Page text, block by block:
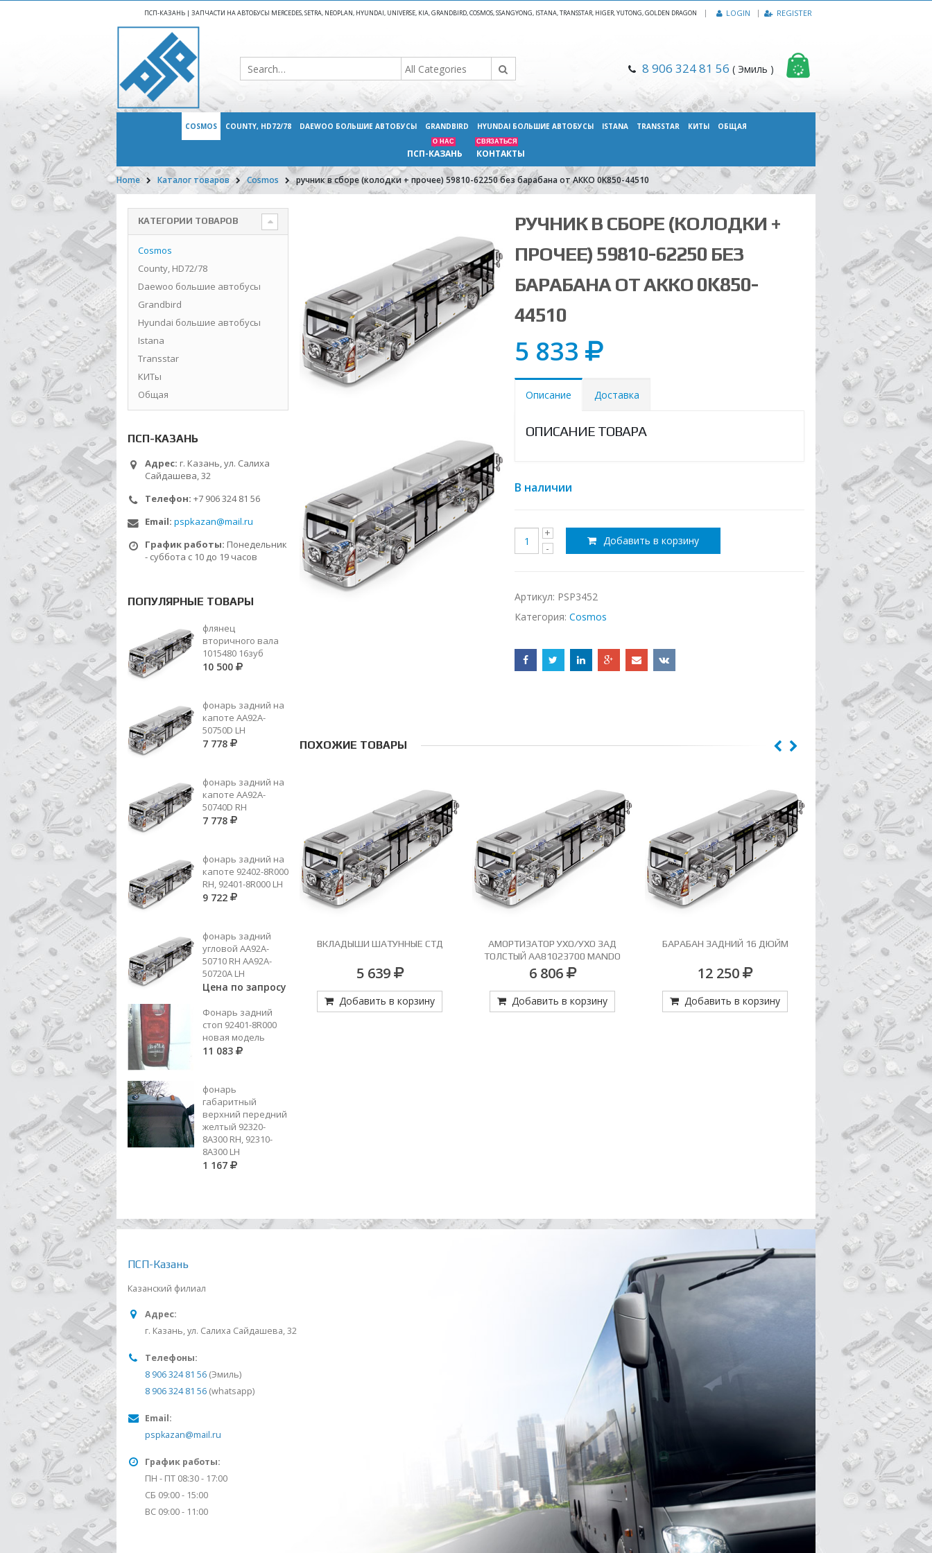
ПСП-КАЗАНЬ | ЗАПЧАСТИ НА АВТОБУСЫ MERCEDES, SETRA, NEOPLAN, HYUNDAI, UNIVERSE, KIA, GRANDBIRD, COSMOS, SSANGYONG, ISTANA, TRANSSTAR, HIGER, YUTONG, GOLDEN DRAGON | LOGIN REGISTER
8 906 324 81 56 ( Эмиль )
COSMOS COUNTY, HD72/78 DAEWOO БОЛЬШИЕ АВТОБУСЫ GRANDBIRD HYUNDAI БОЛЬШИЕ АВТОБУСЫ ISTANA TRANSSTAR КИТЫ ОБЩАЯ
ПСП-КАЗАНЬ
О НАС
КОНТАКТЫ
СВЯЗАТЬСЯ
Home Каталог товаров Cosmos ручник в сборе (колодки + прочее) 59810-62250 без барабана от АККО 0K850-44510
РУЧНИК В СБОРЕ (КОЛОДКИ +
ПРОЧЕЕ) 59810-62250 БЕЗ
БАРАБАНА ОТ АККО 0K850-
44510
5 833
Описание Доставка
ОПИСАНИЕ ТОВАРА
В наличии
Добавить в корзину
Артикул: PSP3452
Категория: Cosmos
ПОХОЖИЕ ТОВАРЫ
БАМПЕР ЗАД ЦЕНТР ЧАСТЬ
8 750
Добавить в корзину
ВКЛАДЫШИ ШАТУННЫЕ СТД
5 639
Добавить в корзину
АМОРТИЗАТОР УХО/УХО ЗАД
ТОЛСТЫЙ AA81023700 MANDO
0H30, AA82B-28700B СЖ 40,5/
РАЗЖ 60
6 806
Добавить в корзину
БАРАБАН ЗАДНИЙ 16 ДЮЙМ
12 250
Добавить в корзину
ВТУЛКА
97
Добавить в
КАТЕГОРИИ ТОВАРОВ
Cosmos
County, HD72/78
Daewoo большие автобусы
Grandbird
Hyundai большие автобусы
Istana
Transstar
КИТы
Общая
ПСП-КАЗАНЬ
Адрес: г. Казань, ул. Салиха
Сайдашева, 32
Телефон: +7 906 324 81 56
Email: pspkazan@mail.ru
График работы: Понедельник
- суббота с 10 до 19 часов
ПОПУЛЯРНЫЕ ТОВАРЫ
флянец
вторичного вала
1015480 16зуб
10 500
фонарь задний на
капоте AA92A-
50750D LH
7 778
фонарь задний на
капоте AA92A-
50740D RH
7 778
фонарь задний на
капоте 92402-8R000
RH, 92401-8R000 LH
9 722
фонарь задний
угловой AA92A-
50710 RH AA92A-
50720A LH
Цена по запросу
Фонарь задний
стоп 92401-8R000
новая модель
11 083
фонарь
габаритный
верхний передний
желтый 92320-
8A300 RH, 92310-
8А300 LH
1 167
ПСП-Казань
Казанский филиал
Адрес:
г. Казань, ул. Салиха Сайдашева, 32
Телефоны:
8 906 324 81 56 (Эмиль)
8 906 324 81 56 (whatsapp)
Email:
pspkazan@mail.ru
График работы:
ПН - ПТ 08:30 - 17:00
СБ 09:00 - 15:00
ВС 09:00 - 11:00